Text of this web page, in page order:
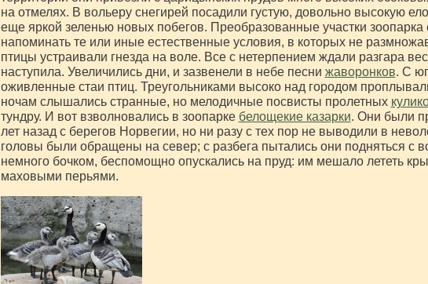
на отмелях. В вольеру снегирей посадили густую, довольно высокую
еще яркой зеленью новых побегов. Преобразованные участки зоопарка
напоминать те или иные естественные условия, в которых не
птицы устраивали гнезда на воле. Все с нетерпением ждали разгара
наступила. Увеличились дни, и зазвенели в небе песни жаворонков. С
оживленные стаи птиц. Треугольниками высоко над городом
ночам слышались странные, но мелодичные посвисты пролетных
тундру. И вот взволновались в зоопарке белощекие казарки. Они были
лет назад с берегов Норвегии, но ни разу с тех пор не выводили в
головы были обращены на север; с разбега пытались они подняться с
немного бочком, беспомощно опускались на пруд: им мешало лететь
маховыми перьями.